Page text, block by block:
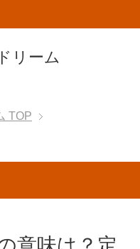
リーム
TOP